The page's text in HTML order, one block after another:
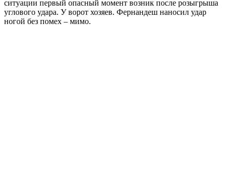
ситуации первый опасный момент возник после розыгрыша
углового удара. У ворот хозяев. Фернандеш наносил удар
ногой без помех – мимо.